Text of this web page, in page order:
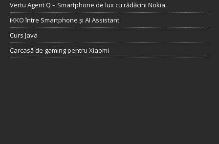
Vertu Agent Q – Smartphone de lux cu rădăcini Nokia
iKKO între Smartphone și AI Assistant
Curs Java
Carcasă de gaming pentru Xiaomi